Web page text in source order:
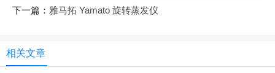
下一篇： 雅马拓 Yamato 旋转蒸发仪
相关文章